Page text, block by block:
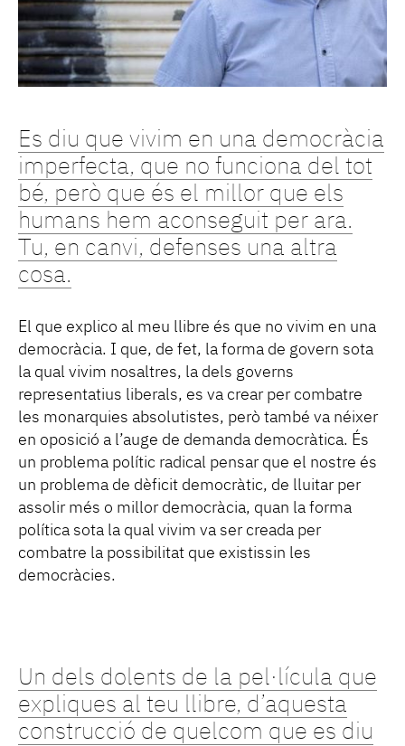
Es diu que vivim en una democràcia
imperfecta, que no funciona del tot
bé, però que és el millor que els
humans hem aconseguit per ara.
Tu, en canvi, defenses una altra
cosa.
El que explico al meu llibre és que no vivim en una
democràcia. I que, de fet, la forma de govern sota
la qual vivim nosaltres, la dels governs
representatius liberals, es va crear per combatre
les monarquies absolutistes, però també va néixer
en oposició a l’auge de demanda democràtica. És
un problema polític radical pensar que el nostre és
un problema de dèficit democràtic, de lluitar per
assolir més o millor democràcia, quan la forma
política sota la qual vivim va ser creada per
combatre la possibilitat que existissin les
democràcies.
Un dels dolents de la pel·lícula que
expliques al teu llibre, d’aquesta
construcció de quelcom que es diu